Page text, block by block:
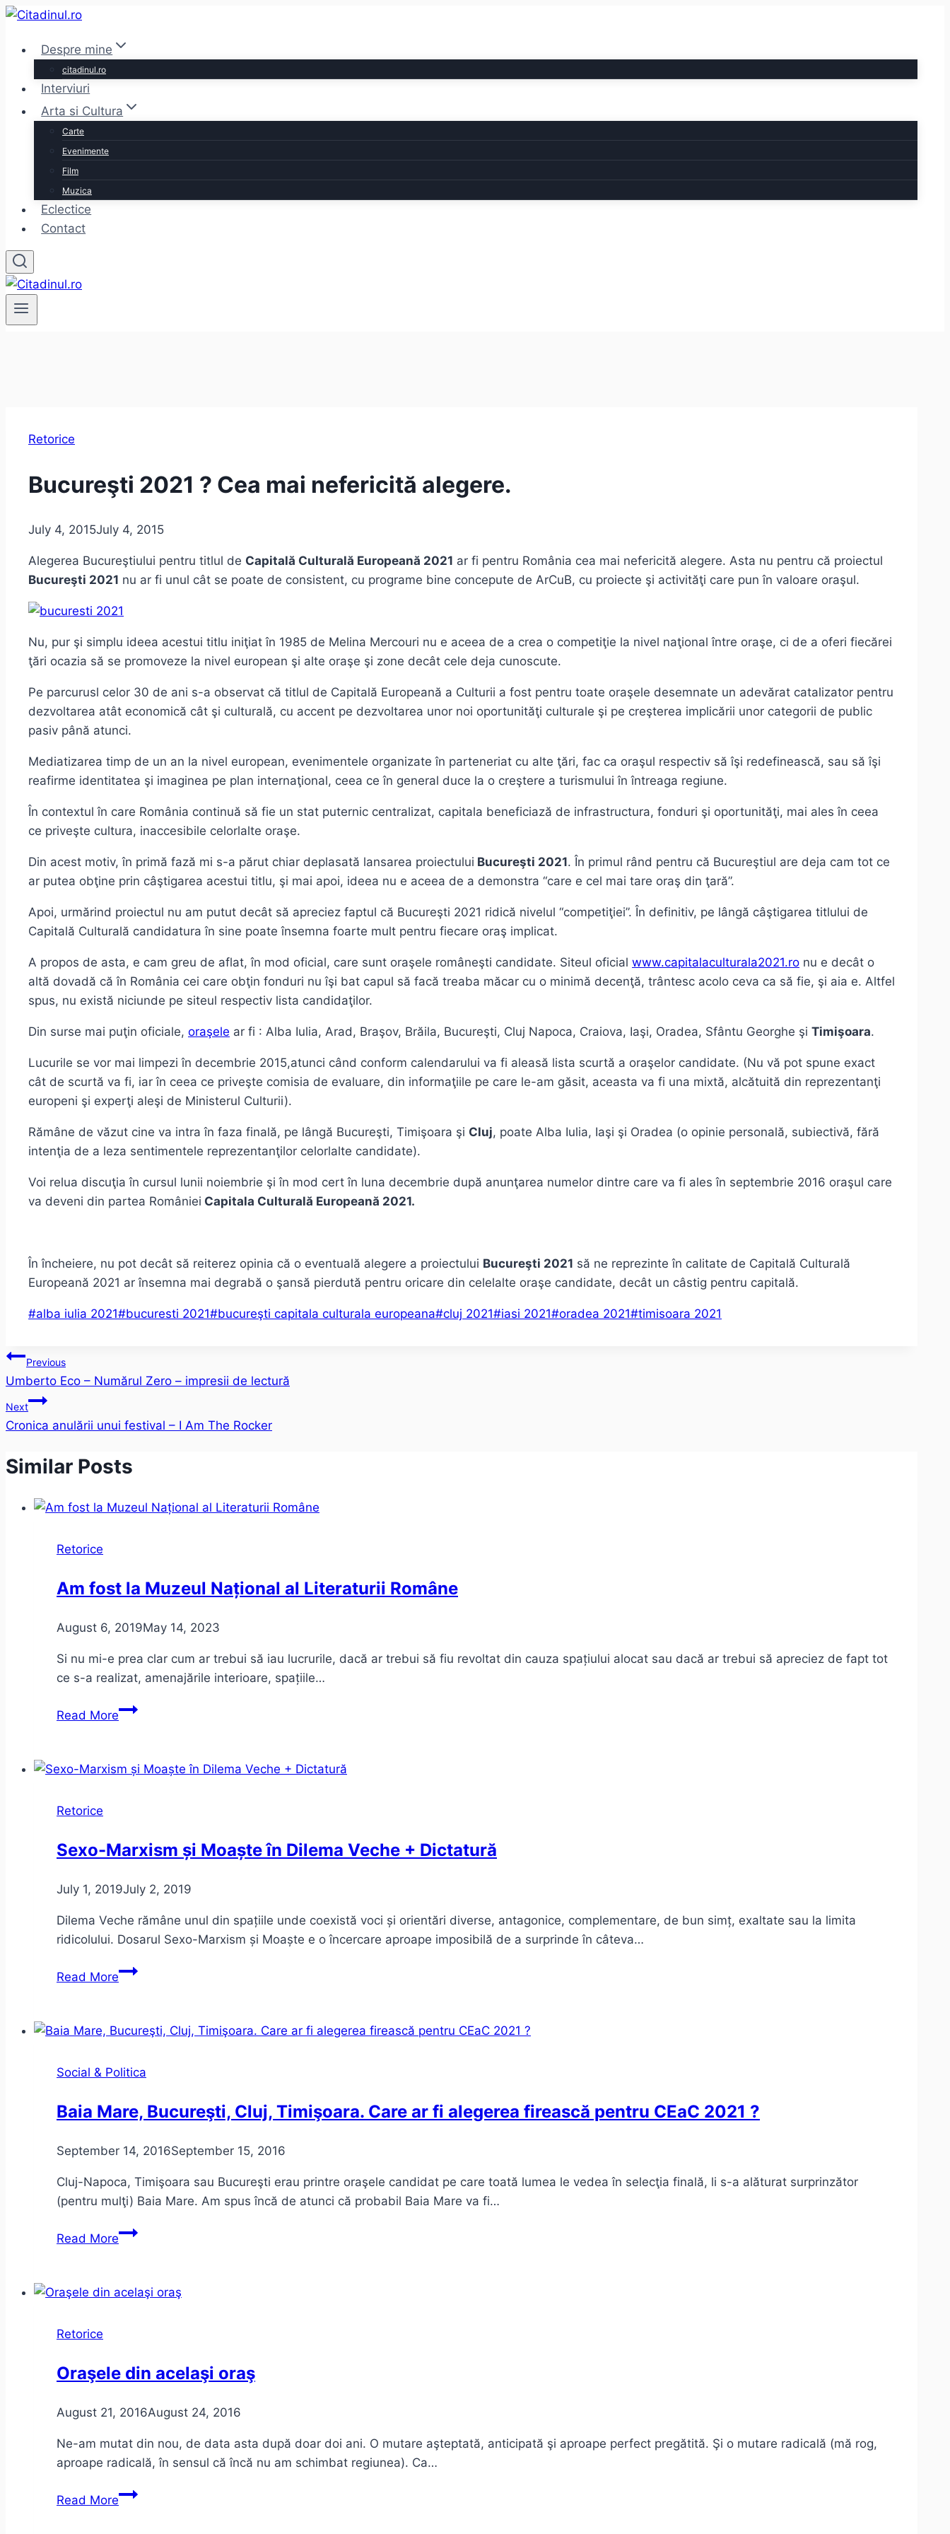
Skip
contentDespre mine
citadinul.ro
Interviuri
Arta si Cultura
Carte
Evenimente
Film
Muzica
Eclectice
Contact
Retorice
Bucureşti 2021 ? Cea mai nefericită alegere.
July 4, 2015July 4, 2015
Alegerea Bucureştiului pentru titlul de Capitală Culturală Europeană 2021 ar fi pentru România cea mai nefericită alegere. Asta nu pentru că proiectul
Bucureşti 2021 nu ar fi unul cât se poate de consistent, cu programe bine concepute de ArCuB, cu proiecte şi activităţi care pun în valoare oraşul.
Nu, pur şi simplu ideea acestui titlu iniţiat în 1985 de Melina Mercouri nu e aceea de a crea o competiţie la nivel naţional între oraşe, ci de a oferi fiecărei
ţări ocazia să se promoveze la nivel european şi alte oraşe şi zone decât cele deja cunoscute.
Pe parcurusl celor 30 de ani s-a observat că titlul de Capitală Europeană a Culturii a fost pentru toate oraşele desemnate un adevărat catalizator pentru
dezvoltarea atât economică cât şi culturală, cu accent pe dezvoltarea unor noi oportunităţi culturale şi pe creşterea implicării unor categorii de public
pasiv până atunci.
Mediatizarea timp de un an la nivel european, evenimentele organizate în parteneriat cu alte ţări, fac ca oraşul respectiv să îşi redefinească, sau să îşi
reafirme identitatea şi imaginea pe plan internaţional, ceea ce în general duce la o creştere a turismului în întreaga regiune.
În contextul în care România continuă să fie un stat puternic centralizat, capitala beneficiază de infrastructura, fonduri şi oportunităţi, mai ales în ceea
ce priveşte cultura, inaccesibile celorlalte oraşe.
Din acest motiv, în primă fază mi s-a părut chiar deplasată lansarea proiectului Bucureşti 2021. În primul rând pentru că Bucureştiul are deja cam tot ce
ar putea obţine prin câştigarea acestui titlu, şi mai apoi, ideea nu e aceea de a demonstra “care e cel mai tare oraş din ţară”.
Apoi, urmărind proiectul nu am putut decât să apreciez faptul că Bucureşti 2021 ridică nivelul “competiţiei”. În definitiv, pe lângă câştigarea titlului de
Capitală Culturală candidatura în sine poate însemna foarte mult pentru fiecare oraş implicat.
A propos de asta, e cam greu de aflat, în mod oficial, care sunt oraşele româneşti candidate. Siteul oficial www.capitalaculturala2021.ro nu e decât o
altă dovadă că în România cei care obţin fonduri nu îşi bat capul să facă treaba măcar cu o minimă decenţă, trântesc acolo ceva ca să fie, şi aia e. Altfel
spus, nu există niciunde pe siteul respectiv lista candidaţilor.
Din surse mai puţin oficiale, oraşele ar fi : Alba Iulia, Arad, Braşov, Brăila, Bucureşti, Cluj Napoca, Craiova, Iaşi, Oradea, Sfântu Georghe şi Timişoara.
Lucurile se vor mai limpezi în decembrie 2015,atunci când conform calendarului va fi aleasă lista scurtă a oraşelor candidate. (Nu vă pot spune exact
cât de scurtă va fi, iar în ceea ce priveşte comisia de evaluare, din informaţiile pe care le-am găsit, aceasta va fi una mixtă, alcătuită din reprezentanţi
europeni şi experţi aleşi de Ministerul Culturii).
Rămâne de văzut cine va intra în faza finală, pe lângă Bucureşti, Timişoara şi Cluj, poate Alba Iulia, Iaşi şi Oradea (o opinie personală, subiectivă, fără
intenţia de a leza sentimentele reprezentanţilor celorlalte candidate).
Voi relua discuţia în cursul lunii noiembrie şi în mod cert în luna decembrie după anunţarea numelor dintre care va fi ales în septembrie 2016 oraşul care
va deveni din partea României Capitala Culturală Europeană 2021.
În încheiere, nu pot decât să reiterez opinia că o eventuală alegere a proiectului Bucureşti 2021 să ne reprezinte în calitate de Capitală Culturală
Europeană 2021 ar însemna mai degrabă o şansă pierdută pentru oricare din celelalte oraşe candidate, decât un câstig pentru capitală.
Post
#alba iulia 2021#bucuresti 2021#bucureşti capitala culturala europeana#cluj 2021#iasi 2021#oradea 2021#timisoara 2021
Post
navigation
Previous
Umberto Eco – Numărul Zero – impresii de lectură
Next
Cronica anulării unui festival – I Am The Rocker
Similar Posts
Retorice
Am fost la Muzeul Național al Literaturii Române
August 6, 2019May 14, 2023
Si nu mi-e prea clar cum ar trebui să iau lucrurile, dacă ar trebui să fiu revoltat din cauza spațiului alocat sau dacă ar trebui să apreciez de fapt tot
ce s-a realizat, amenajările interioare, spațiile…
Read MoreAm
Muzeul
Române
Retorice
Sexo-Marxism și Moaște în Dilema Veche + Dictatură
July 1, 2019July 2, 2019
Dilema Veche rămâne unul din spațiile unde coexistă voci și orientări diverse, antagonice, complementare, de bun simț, exaltate sau la limita
ridicolului. Dosarul Sexo-Marxism și Moaște e o încercare aproape imposibilă de a surprinde în câteva…
Read MoreSexo-
Moaște
Dilema
Dictatură
Social & Politica
Baia Mare, Bucureşti, Cluj, Timişoara. Care ar fi alegerea firească pentru CEaC 2021 ?
September 14, 2016September 15, 2016
Cluj-Napoca, Timişoara sau Bucureşti erau printre oraşele candidat pe care toată lumea le vedea în selecţia finală, li s-a alăturat surprinzător
(pentru mulţi) Baia Mare. Am spus încă de atunci că probabil Baia Mare va fi…
Read MoreBaia
Cluj,
alegerea
pentru
CEaC
2021
Retorice
Oraşele din acelaşi oraş
August 21, 2016August 24, 2016
Ne-am mutat din nou, de data asta după doar doi ani. O mutare aşteptată, anticipată şi aproape perfect pregătită. Şi o mutare radicală (mă rog,
aproape radicală, în sensul că încă nu am schimbat regiunea). Ca…
Read MoreOraşele